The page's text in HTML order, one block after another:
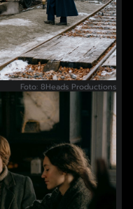
Foto: 8Heads Productions